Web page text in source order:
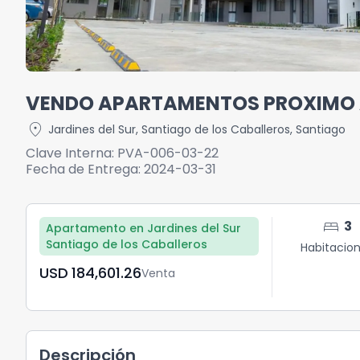
VENDO APARTAMENTOS
location_on Jardines del Sur, Santiago de los Caballeros, Santiago
Clave Interna: PVA-006-03-22
Fecha de Entrega: 2024-03-31
Apartamento en Jardines del Sur
Santiago de los Caballeros
USD	184,601.26Venta
bed 3
Descripción